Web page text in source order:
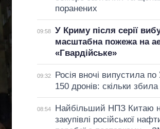
поранених
09:58
У Криму після серії
масштабна пожежа на
«Гвардійське»
09:32
Росія вночі випустила по
150 дронів: скільки
08:54
Найбільший НПЗ Китаю
закупівлі російської